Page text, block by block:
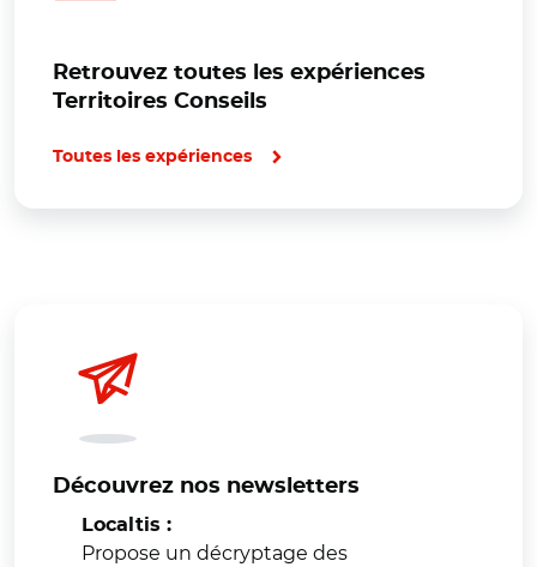
Retrouvez toutes les expériences
Territoires Conseils
Toutes les expériences
Découvrez nos newsletters
Localtis :
Propose un décryptage des